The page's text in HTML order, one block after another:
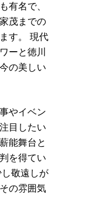
有名で、
茂までの
す。 現代
ーと徳川
の美しい
やイベン
目したい
能舞台と
を得てい
敬遠しが
の雰囲気